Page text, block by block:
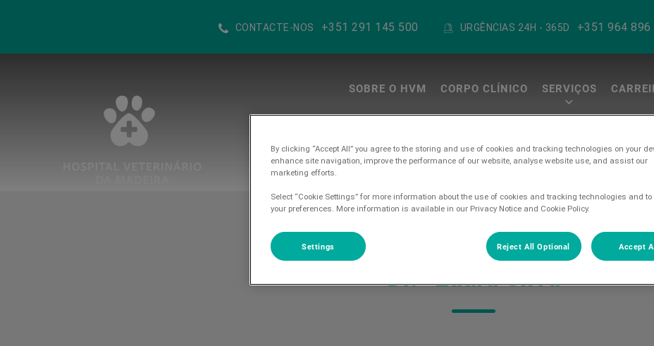
CONTACTE-NOS +351 291 145 500 URGÊNCIAS 24H - 365D +351 964 896
Homepage do Hospital Veterinario da Madeira
SOBRE O HVM CORPO CLÍNICO SERVIÇOS
Dr.ª Laura Silva
By clicking “Accept All” you agree to the storing and use of cookies and tracking technologies on your
enhance site navigation, improve the performance of our website, analyse website use, and assist our
marketing efforts.
Select “Cookie Settings” for more information about the use of cookies and tracking technologies and
your preferences. More information is available in our Privacy Notice and Cookie Policy.
Settings Reject All Optional Accept